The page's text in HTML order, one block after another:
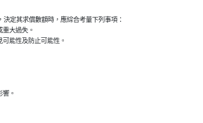
定其求償數額時，應綜合考量下列事項：
重大過失。
可能性及防止可能性。
響。